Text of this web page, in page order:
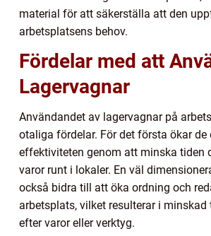
material för att säkerställa att den
arbetsplatsens behov.
Fördelar med att
Lagervagnar
Användandet av lagervagnar på
otaliga fördelar. För det första ökar de
effektiviteten genom att minska tiden
varor runt i lokaler. En väl
också bidra till att öka ordning och
arbetsplats, vilket resulterar i
efter varor eller verktyg.